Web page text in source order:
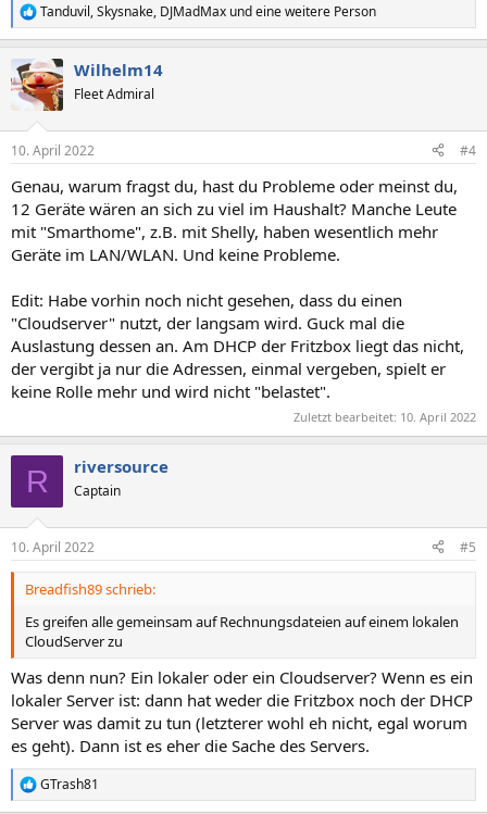
R
e
k
t
e
:
Tanduvil,Skysnake, DJMadMax und eine weitere Person
Wilhelm14
Fleet Admiral
10. April 2022 #4
Genau, warum fragst du, hast du Probleme oder meinst du,
12 Geräte wären an sich zu viel im Haushalt? Manche Leute
mit "Smarthome", z.B. mit Shelly, haben wesentlich mehr
Geräte im LAN/WLAN. Und keine Probleme.
Edit: Habe vorhin noch nicht gesehen, dass du einen
"Cloudserver" nutzt, der langsam wird. Guck mal die
Auslastung dessen an. Am DHCP der Fritzbox liegt das nicht,
der vergibt ja nur die Adressen, einmal vergeben, spielt er
keine Rolle mehr und wird nicht "belastet".
Zuletzt bearbeitet: 10. April 2022
R riversource
Captain
10. April 2022 #5
Breadfish89 schrieb:
Es greifen alle gemeinsam auf Rechnungsdateien auf einem lokalen
CloudServer zu
Was denn nun? Ein lokaler oder ein Cloudserver? Wenn es ein
lokaler Server ist: dann hat weder die Fritzbox noch der DHCP
Server was damit zu tun (letzterer wohl eh nicht, egal worum
es geht). Dann ist es eher die Sache des Servers.
R
e
GTrash81